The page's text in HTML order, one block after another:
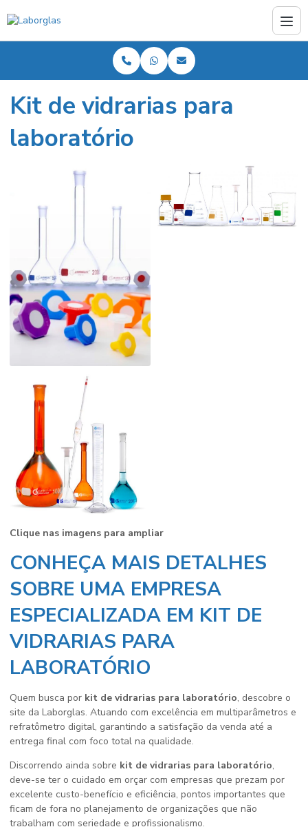
Kit de vidrarias para
laboratório
Clique nas imagens para ampliar
CONHEÇA MAIS DETALHES
SOBRE UMA EMPRESA
ESPECIALIZADA EM KIT DE
VIDRARIAS PARA
LABORATÓRIO
Quem busca por kit de vidrarias para laboratório, descobre o
site da Laborglas. Atuando com excelência em multiparâmetros e
refratômetro digital, garantindo a satisfação da venda até a
entrega final com foco total na qualidade.
Discorrendo ainda sobre kit de vidrarias para laboratório,
deve-se ter o cuidado em orçar com empresas que prezam por
excelente custo-benefício e eficiência, pontos importantes que
ficam de fora no planejamento de organizações que não
trabalham com seriedade e profissionalismo.